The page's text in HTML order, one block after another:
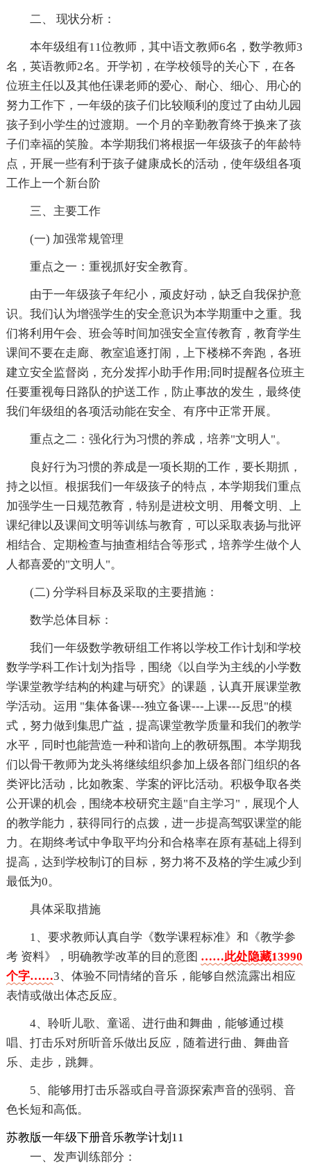
二、 现状分析：
本年级组有11位教师，其中语文教师6名，数学教师3
名，英语教师2名。开学初，在学校领导的关心下，在各
位班主任以及其他任课老师的爱心、耐心、细心、用心的
努力工作下，一年级的孩子们比较顺利的度过了由幼儿园
孩子到小学生的过渡期。一个月的辛勤教育终于换来了孩
子们幸福的笑脸。本学期我们将根据一年级孩子的年龄特
点，开展一些有利于孩子健康成长的活动，使年级组各项
工作上一个新台阶
三、主要工作
(一) 加强常规管理
重点之一：重视抓好安全教育。
由于一年级孩子年纪小，顽皮好动，缺乏自我保护意
识。我们认为增强学生的安全意识为本学期重中之重。我
们将利用午会、班会等时间加强安全宣传教育，教育学生
课间不要在走廊、教室追逐打闹，上下楼梯不奔跑，各班
建立安全监督岗，充分发挥小助手作用;同时提醒各位班主
任要重视每日路队的护送工作，防止事故的发生，最终使
我们年级组的各项活动能在安全、有序中正常开展。
重点之二：强化行为习惯的养成，培养"文明人"。
良好行为习惯的养成是一项长期的工作，要长期抓，
持之以恒。根据我们一年级孩子的特点，本学期我们重点
加强学生一日规范教育，特别是进校文明、用餐文明、上
课纪律以及课间文明等训练与教育，可以采取表扬与批评
相结合、定期检查与抽查相结合等形式，培养学生做个人
人都喜爱的"文明人"。
(二) 分学科目标及采取的主要措施：
数学总体目标：
我们一年级数学教研组工作将以学校工作计划和学校
数学学科工作计划为指导，围绕《以自学为主线的小学数
学课堂教学结构的构建与研究》的课题，认真开展课堂教
学活动。运用 "集体备课---独立备课---上课---反思"的模
式，努力做到集思广益，提高课堂教学质量和我们的教学
水平，同时也能营造一种和谐向上的教研氛围。本学期我
们以骨干教师为龙头将继续组织参加上级各部门组织的各
类评比活动，比如教案、学案的评比活动。积极争取各类
公开课的机会，围绕本校研究主题"自主学习"，展现个人
的教学能力，获得同行的点拨，进一步提高驾驭课堂的能
力。在期终考试中争取平均分和合格率在原有基础上得到
提高，达到学校制订的目标，努力将不及格的学生减少到
最低为0。
具体采取措施
1、要求教师认真自学《数学课程标准》和《教学参
考 资料》，明确教学改革的目的意图 ……此处隐藏13990
个字……3、体验不同情绪的音乐，能够自然流露出相应
表情或做出体态反应。
4、聆听儿歌、童谣、进行曲和舞曲，能够通过模
唱、打击乐对所听音乐做出反应，随着进行曲、舞曲音
乐、走步，跳舞。
5、能够用打击乐器或自寻音源探索声音的强弱、音
色长短和高低。
苏教版一年级下册音乐教学计划11
一、发声训练部分：